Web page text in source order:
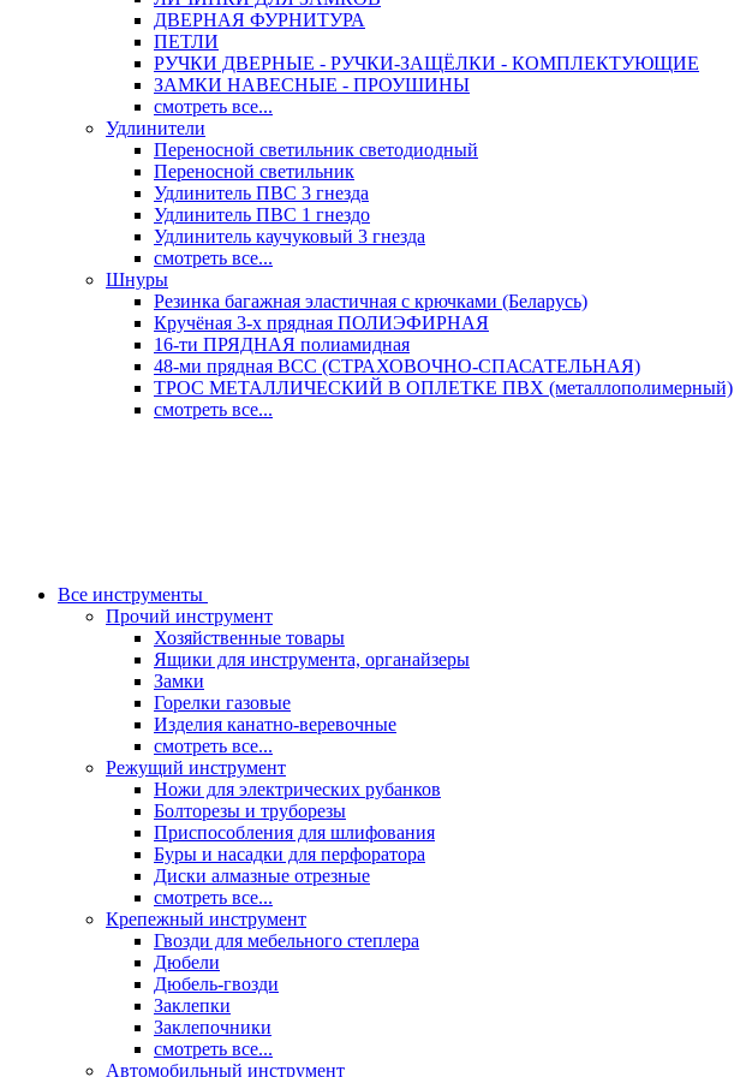
ДВЕРНАЯ ФУРНИТУРА
ПЕТЛИ
РУЧКИ ДВЕРНЫЕ - РУЧКИ-ЗАЩЁЛКИ - КОМПЛЕКТУЮЩИЕ
ЗАМКИ НАВЕСНЫЕ - ПРОУШИНЫ
смотреть все...
Удлинители
Переносной светильник светодиодный
Переносной светильник
Удлинитель ПВС 3 гнезда
Удлинитель ПВС 1 гнездо
Удлинитель каучуковый 3 гнезда
смотреть все...
Шнуры
Резинка багажная эластичная с крючками (Беларусь)
Кручёная 3-х прядная ПОЛИЭФИРНАЯ
16-ти ПРЯДНАЯ полиамидная
48-ми прядная ВСС (СТРАХОВОЧНО-СПАСАТЕЛЬНАЯ)
ТРОС МЕТАЛЛИЧЕСКИЙ В ОПЛЕТКЕ ПВХ (металлополимерный)
смотреть все...
Все инструменты
Прочий инструмент
Хозяйственные товары
Ящики для инструмента, органайзеры
Замки
Горелки газовые
Изделия канатно-веревочные
смотреть все...
Режущий инструмент
Ножи для электрических рубанков
Болторезы и труборезы
Приспособления для шлифования
Буры и насадки для перфоратора
Диски алмазные отрезные
смотреть все...
Крепежный инструмент
Гвозди для мебельного степлера
Дюбели
Дюбель-гвозди
Заклепки
Заклепочники
смотреть все...
Автомобильный инструмент